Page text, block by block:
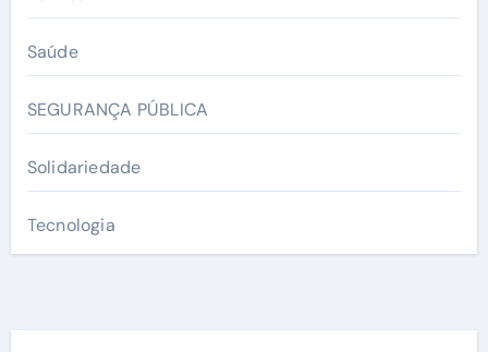
Saúde
SEGURANÇA PÚBLICA
Solidariedade
Tecnologia